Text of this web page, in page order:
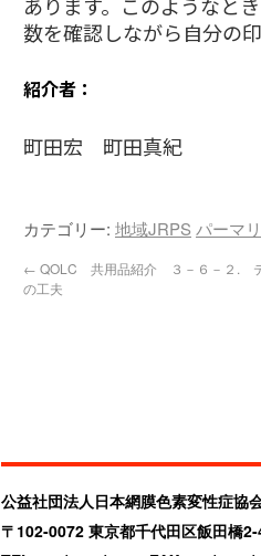
数を確認しながら自分の
紹介者：
町田宏 町田真紀
カテゴリー: 地域JRPS パーマ
← QOLC 共用品紹介 ３－６－２.
の工夫
公益社団法人日本網膜色素変性症
〒102-0072 東京都千代田区飯田橋